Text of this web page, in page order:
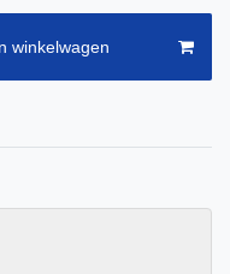
winkelwagen